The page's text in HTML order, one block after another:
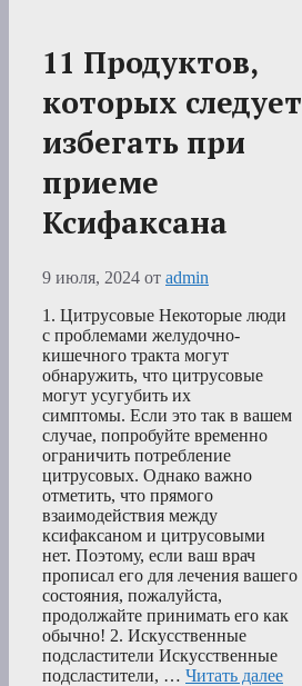
11 Продуктов,
которых следует
избегать при
приеме
Ксифаксана
9 июля, 2024 от admin
1. Цитрусовые Некоторые люди
с проблемами желудочно-
кишечного тракта могут
обнаружить, что цитрусовые
могут усугубить их
симптомы. Если это так в вашем
случае, попробуйте временно
ограничить потребление
цитрусовых. Однако важно
отметить, что прямого
взаимодействия между
ксифаксаном и цитрусовыми
нет. Поэтому, если ваш врач
прописал его для лечения вашего
состояния, пожалуйста,
продолжайте принимать его как
обычно! 2. Искусственные
подсластители Искусственные
подсластители, … Читать далее